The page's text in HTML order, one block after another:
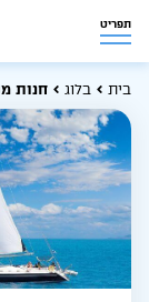
תפריט
בית בלוג חנות